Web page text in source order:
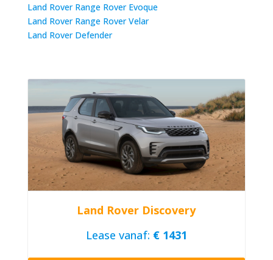
Land Rover Range Rover Evoque
Land Rover Range Rover Velar
Land Rover Defender
Land Rover Discovery
Lease vanaf: € 1431